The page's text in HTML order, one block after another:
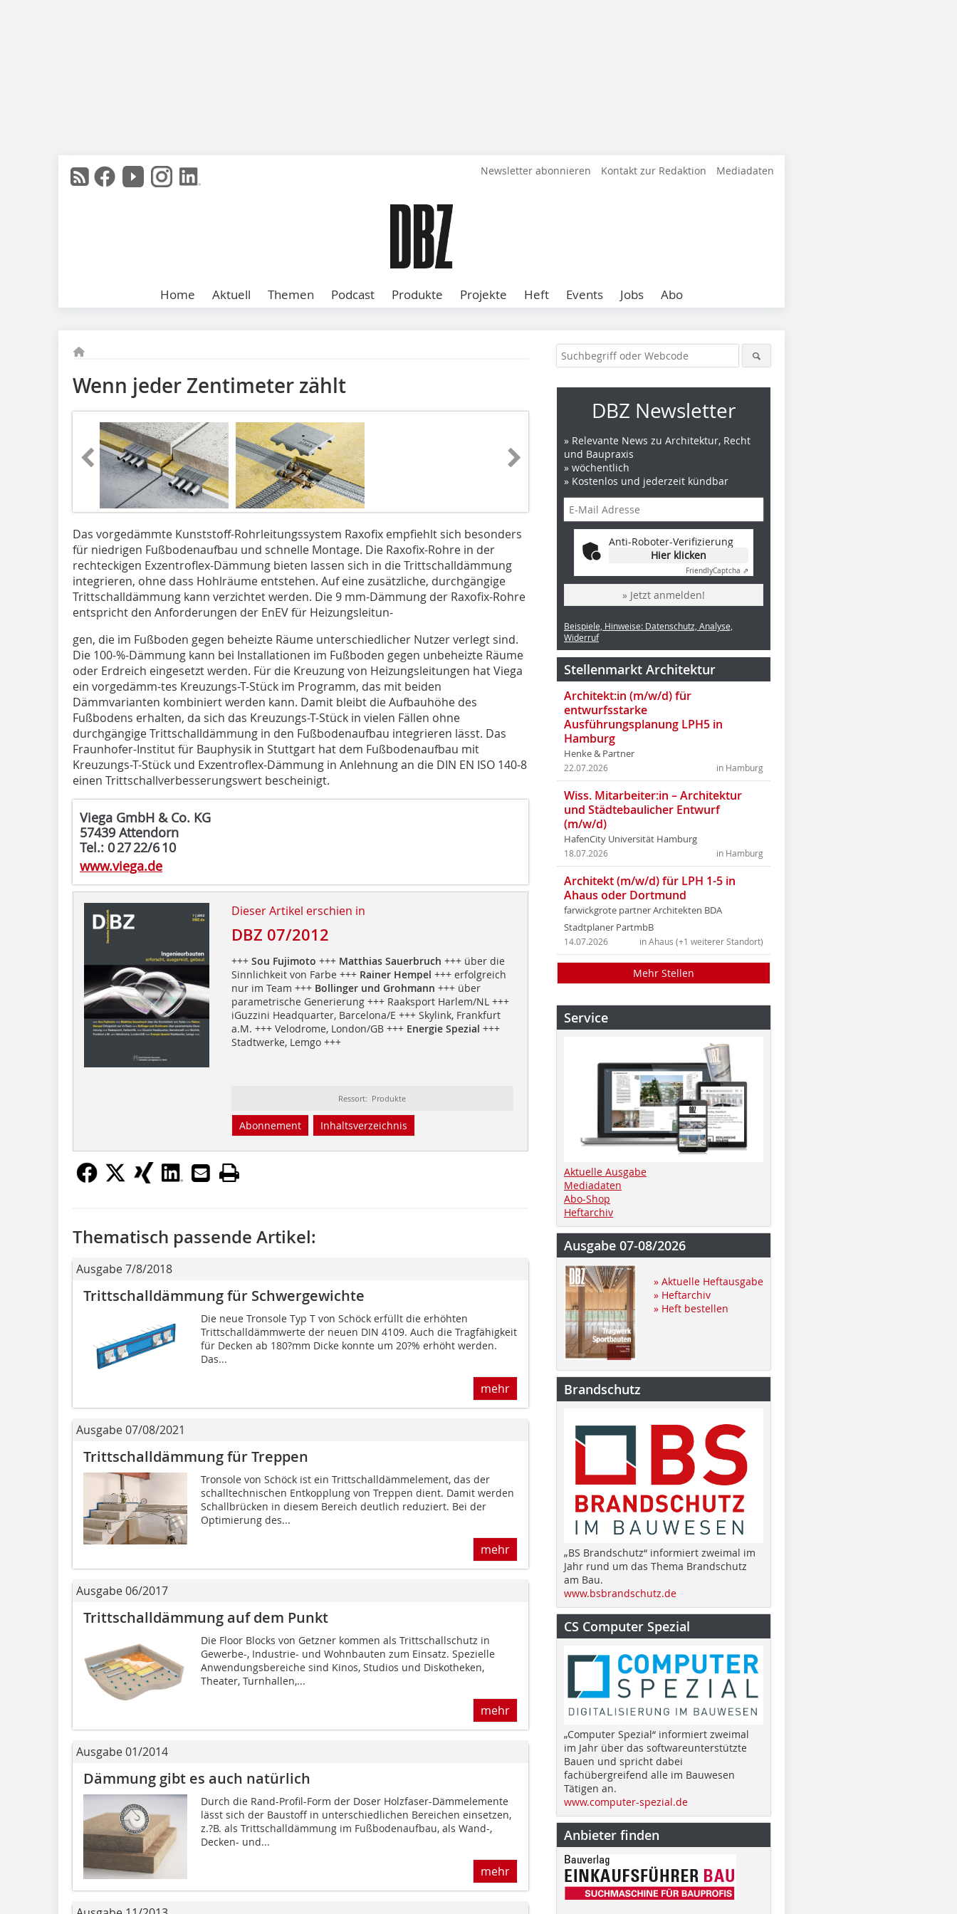
Newsletter abonnieren Kontakt zur Redaktion Mediadaten
Home Aktuell Themen Podcast Produkte Projekte Heft Events Jobs Abo
Wenn jeder Zentimeter zählt
Das vorgedämmte Kunststoff-Rohrleitungssystem Raxofix empfiehlt sich besonders
für niedrigen Fußbodenaufbau und schnelle Montage. Die Raxofix-Rohre in der
rechteckigen Exzentroflex-Dämmung bieten lassen sich in die Trittschalldämmung
integrieren, ohne dass Hohlräume entstehen. Auf eine zusätzliche, durchgängige
Trittschalldämmung kann verzichtet werden. Die 9 mm-Dämmung der Raxofix-Rohre
entspricht den Anforderungen der EnEV für Heizungsleitun-
gen, die im Fußboden gegen beheizte Räume unterschiedlicher Nutzer verlegt sind.
Die 100-%-Dämmung kann bei Installationen im Fußboden gegen unbeheizte Räume
oder Erdreich eingesetzt werden. Für die Kreuzung von Heizungsleitungen hat Viega
ein vorgedämm-tes Kreuzungs-T-Stück im Programm, das mit beiden
Dämmvarianten kombiniert werden kann. Damit bleibt die Aufbauhöhe des
Fußbodens erhalten, da sich das Kreuzungs-T-Stück in vielen Fällen ohne
durchgängige Trittschalldämmung in den Fußbodenaufbau integrieren lässt. Das
Fraunhofer-Institut für Bauphysik in Stuttgart hat dem Fußbodenaufbau mit
Kreuzungs-T-Stück und Exzentroflex-Dämmung in Anlehnung an die DIN EN ISO 140-8
einen Trittschallverbesserungswert bescheinigt.
Viega GmbH & Co. KG
57439 Attendorn
Tel.: 0 27 22/6 10
www.viega.de
Dieser Artikel erschien in
DBZ 07/2012
+++ Sou Fujimoto +++ Matthias Sauerbruch +++ über die
Sinnlichkeit von Farbe +++Rainer Hempel +++ erfolgreich
nur im Team +++Bollinger und Grohmann +++ über
parametrische Generierung +++ Raaksport Harlem/NL +++
iGuzzini Headquarter, Barcelona/E +++ Skylink, Frankfurt
a.M. +++ Velodrome, London/GB +++ Energie Spezial +++
Stadtwerke, Lemgo +++
Ressort: Produkte
Abonnement Inhaltsverzeichnis
Thematisch passende Artikel:
Ausgabe 7/8/2018
Trittschalldämmung für Schwergewichte
Die neue Tronsole Typ T von Schöck erfüllt die erhöhten
Trittschalldämmwerte der neuen DIN 4109. Auch die Tragfähigkeit
für Decken ab 180?mm Dicke konnte um 20?% erhöht werden.
Das...
mehr
Ausgabe 07/08/2021
Trittschalldämmung für Treppen
Tronsole von Schöck ist ein Trittschalldämmelement, das der
schalltechnischen Entkopplung von Treppen dient. Damit werden
Schallbrücken in diesem Bereich deutlich reduziert. Bei der
Optimierung des...
mehr
Ausgabe 06/2017
Trittschalldämmung auf dem Punkt
Die Floor Blocks von Getzner kommen als Trittschallschutz in
Gewerbe-, Industrie- und Wohnbauten zum Einsatz. Spezielle
Anwendungsbereiche sind Kinos, Studios und Diskotheken,
Theater, Turnhallen,...
mehr
Ausgabe 01/2014
Dämmung gibt es auch natürlich
Durch die Rand-Profil-Form der Doser Holzfaser-Dämmelemente
lässt sich der Baustoff in unterschiedlichen Bereichen einsetzen,
z.?B. als Trittschalldämmung im Fußbodenaufbau, als Wand-,
Decken- und...
mehr
DBZ Newsletter
» Relevante News zu Architektur, Recht
und Baupraxis
» wöchentlich
» Kostenlos und jederzeit kündbar
Anti-Roboter-Verifizierung
Hier klicken
FriendlyCaptcha ⇗
» Jetzt anmelden!
Beispiele, Hinweise: Datenschutz, Analyse,
Widerruf
Stellenmarkt Architektur
Architekt:in (m/w/d) für
entwurfsstarke
Ausführungsplanung LPH5 in
Hamburg
Henke & Partner
in Hamburg
22.07.2026
Wiss. Mitarbeiter:in – Architektur
und Städtebaulicher Entwurf
(m/w/d)
HafenCity Universität Hamburg
in Hamburg
18.07.2026
Architekt (m/w/d) für LPH 1-5 in
Ahaus oder Dortmund
farwickgrote partner Architekten BDA
Stadtplaner PartmbB
in Ahaus (+1 weiterer Standort)
14.07.2026
Mehr Stellen
Service
Aktuelle Ausgabe
Mediadaten
Abo-Shop
Heftarchiv
Ausgabe 07-08/2026
» Aktuelle Heftausgabe
» Heftarchiv
» Heft bestellen
Brandschutz
„BS Brandschutz“ informiert zweimal im
Jahr rund um das Thema Brandschutz
am Bau.
www.bsbrandschutz.de
CS Computer Spezial
„Computer Spezial“ informiert zweimal
im Jahr über das softwareunterstützte
Bauen und spricht dabei
fachübergreifend alle im Bauwesen
Tätigen an.
www.computer-spezial.de
Anbieter finden